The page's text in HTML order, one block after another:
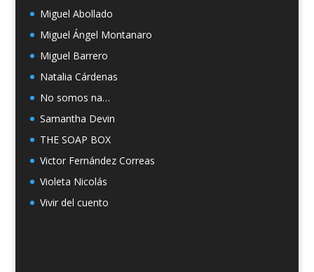
Miguel Abollado
Miguel Ángel Montanaro
Miguel Barrero
Natalia Cárdenas
No somos na…
Samantha Devin
THE SOAP BOX
Victor Fernández Correas
Violeta Nicolás
Vivir del cuento